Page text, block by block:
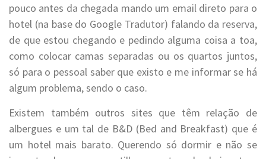
pouco antes da chegada mando um email direto para o
hotel (na base do Google Tradutor) falando da reserva,
de que estou chegando e pedindo alguma coisa a toa,
como colocar camas separadas ou os quartos juntos,
só para o pessoal saber que existo e me informar se há
algum problema, sendo o caso.
Existem também outros sites que têm relação de
albergues e um tal de B&D (Bed and Breakfast) que é
um hotel mais barato. Querendo só dormir e não se